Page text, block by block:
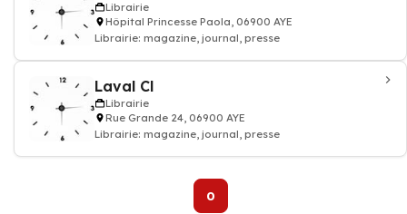
Librairie
Hôpital Princesse Paola, 06900 AYE
Librairie: magazine, journal, presse
Laval Cl
Librairie
Rue Grande 24, 06900 AYE
Librairie: magazine, journal, presse
0